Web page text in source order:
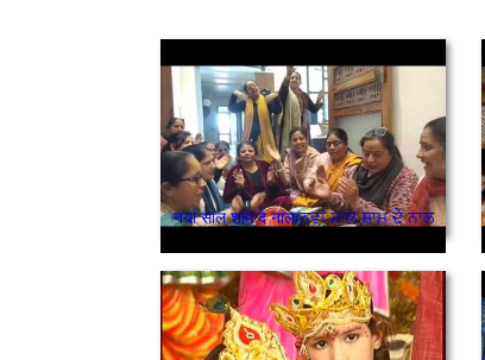
नया साल शाम दे नाल/ਨਵਾਂ ਸਾਲ ਸ਼ਾਮ ਦੇ ਨਾਲ